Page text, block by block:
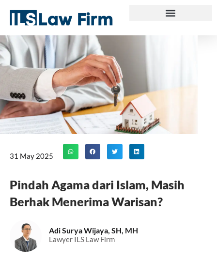
content
31 May 2025
Pindah Agama dari Islam, Masih
Berhak Menerima Warisan?
Adi Surya Wijaya, SH, MH
Lawyer ILS Law Firm